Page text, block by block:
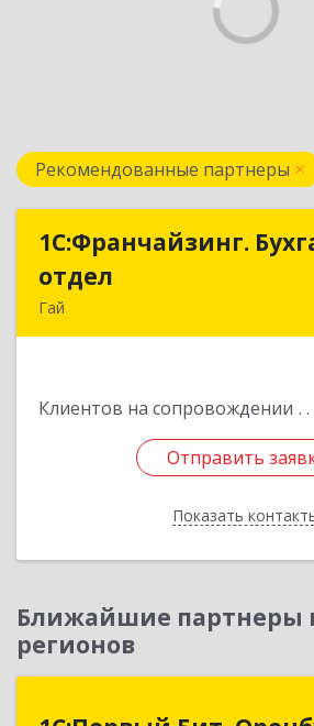
Рекомендованные партнеры
1С:Франчайзинг.
отдел
Гай
Клиентов на сопровождении
Отправить
Показать
1С:Франчайзинг.
Отправить
Назад
Ближайшие партнеры
регионов
1С:Первый